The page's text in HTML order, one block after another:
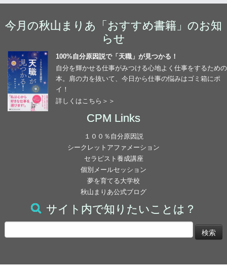
「過去は変えられないが未来変えられる」というメッ
セージが目の前に現れたり、
まさに疑っている自分自身の思考すら、
現実化されていました(笑)
でもどんなに疑問がわいてきても大丈夫でした。
マスターコースでは、スタッフの皆様がいつも勉強の
サポートをしてくださいます。
日々迷いながらも、
いろいろな書物を読んだり、スタッフの方々に質問し
どっぷりＣＰＭに浸って学んでいくと、
ある時すっとすべて腑に落ちる瞬間が生まれると思い
ます。
これから学ぼうとされている方は、
まっとうされたいと思っている方々かと思います。
内側から解決したり、
潜在意識について詳しく知るために
はないかな、と思います。
こうしてCPMの最後にこれまでの自分の学習の成果
をおさらいすることが、
自分に対するセッションであり、
マスターコースの総仕上げなのだなと思いました。
まりあさん、スタッフのみなさま、
今日まで本当にありがとうございました。
何とかここまで来ることができたのも、ひとえに皆様
今後、セラピスト講座を受講するつもりでおります。
どうか今後ともよろしくお願い申し上げます。
量子論とリンクさせて思考の現実化を学ぶのは私の中
でストンと何かが落ちた。
その感覚を得てから、
自分の感情についてももっと目を向けれるようになっ
たし、
思考の現実化を理解し体験しているし、
自分がしたい・手に入れたいものは貪欲に欲していい
と思うと、今迄諦めて来たものに手を出したくなる。
でも選択肢がいきなりドーンって増えて、
驚くとともに戸惑ってる。
自分は無意識のうちに
他人の評価を気にしていること、
よしあしのジャッジをしていること、
依存していること、
自分のかじ取りを他人に任せようとしていることに気
付きました。
ハッとしましたし、
何とも言えない気持ちにもなりました。
自分の幼稚さとか未熟さとか
まだまだいろんな気持ちが出し切れていないとも感じ
メールセッションをするきっかけにもなりました。
日を増すごとに、
私もこういうことを誰かにしていたんだ、
私のどんな思考からこうなったのかな？と自分を振り
返るようになりました。
【CPM3を学んで】
CPM3の相対性理論や量子論は最初とても難しく感じ
一回では理解できなくて何度も読み返していくうちに
腑に落ちるようになりました。
エネルギーの話はとてもわくわくし、
ました。
あっと言う間に１年がすぎました。
さすがの私もいくらなんでもこれはまずい！と考え
CPMの世界と再び向き合いだしたのですが、
それも「退職」というギリギリの選択の後に得た答え
でした。
数年間の混沌から抜け出し
（今思えば、そもそもそれ自体も自分が体験したくて
久しぶりにたっぷりと寝られる、メールにも追われる
ことのないゆっくりとした自分だけの時間を得、再開
した学びからはそれまでと全くちがう世界が見え始め
お教え下さったマリアさんに感謝致します。
今現在の自分の周りでは、
CPMを学び始めた頃よりも増して幸せな結婚や妊
娠、
出産が続いています。
少しずつ私にも近づいてきているんだな～とワクワク
また、考えていた事がすぐTVやネットで目に入る様
自分が誰かに伝えた褒め言葉が、
別な人からそのまま言われる様になり、
びっくりしています。
山びこ の様です。沢山褒めると良いのは、この為で
すね！
今月の秋山まりあ「おすすめ書籍」のお知
らせ
100%自分原因説で「天職」が見つかる！
自分を輝かせる仕事がみつける心地よく仕事をするための
本。肩の力を抜いて、今日から仕事の悩みはゴミ箱にポ
イ！
詳しくはこちら＞＞
CPM Links
１００％自分原因説
シークレットアファメーション
セラピスト養成講座
個別メールセッション
夢を育てる大学校
秋山まりあ公式ブログ
サイト内で知りたいことは？
索: